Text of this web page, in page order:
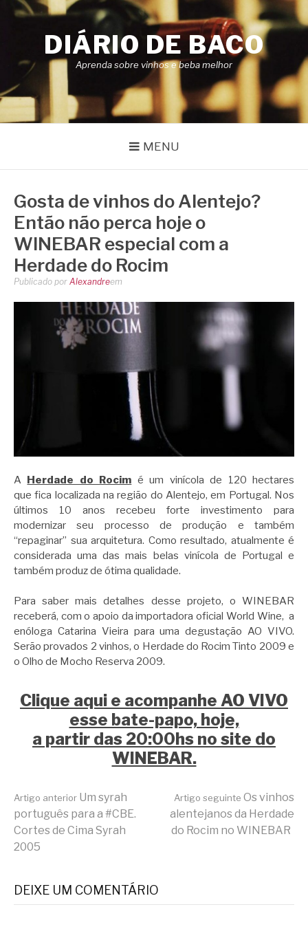
Pular
DIÁRIO DE BACO
Aprenda sobre vinhos e beba melhor
MENU
Gosta de vinhos do Alentejo?
Então não perca hoje o
WINEBAR especial com a
Herdade do Rocim
Publicado por Alexandreem
A Herdade do Rocim é um vinícola de 120 hectares
que fica localizada na região do Alentejo, em Portugal. Nos
últimos 10 anos recebeu forte investimento para
modernizar seu processo de produção e também
“repaginar” sua arquitetura. Como resultado, atualmente é
considerada uma das mais belas vinícola de Portugal e
também produz de ótima qualidade.
Para saber mais detalhes desse projeto, o WINEBAR
receberá, com o apoio da importadora oficial World Wine, a
enóloga Catarina Vieira para uma degustação AO VIVO.
Serão provados 2 vinhos, o Herdade do Rocim Tinto 2009 e
o Olho de Mocho Reserva 2009.
Clique aqui e acompanhe AO VIVO
esse bate-papo, hoje,
a partir das 20:00hs no site do
WINEBAR.
Continue
lendo
Artigo anterior Um syrah
português para a #CBE.
Cortes de Cima Syrah
2005
Artigo seguinte Os vinhos
alentejanos da Herdade
do Rocim no WINEBAR
DEIXE UM COMENTÁRIO